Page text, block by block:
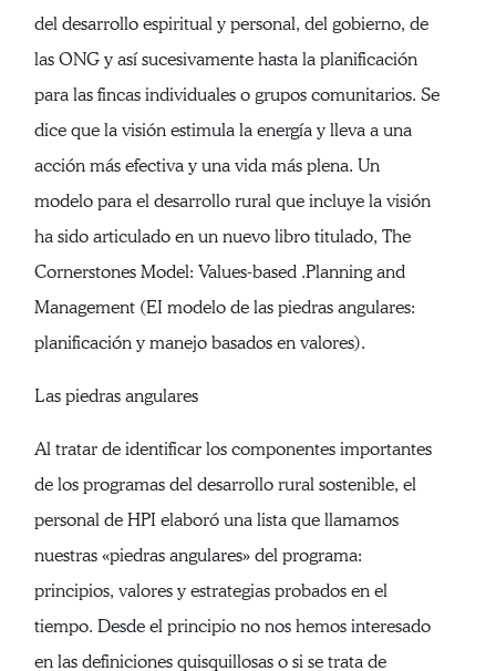
del desarrollo espiritual y personal, del gobierno, de
las ONG y así sucesivamente hasta la planificación
para las fincas individuales o grupos comunitarios. Se
dice que la visión estimula la energía y lleva a una
acción más efectiva y una vida más plena. Un
modelo para el desarrollo rural que incluye la visión
ha sido articulado en un nuevo libro titulado, The
Cornerstones Model: Values-based .Planning and
Management (EI modelo de las piedras angulares:
planificación y manejo basados en valores).
Las piedras angulares
Al tratar de identificar los componentes importantes
de los programas del desarrollo rural sostenible, el
personal de HPI elaboró una lista que llamamos
nuestras «piedras angulares» del programa:
principios, valores y estrategias probados en el
tiempo. Desde el principio no nos hemos interesado
en las definiciones quisquillosas o si se trata de